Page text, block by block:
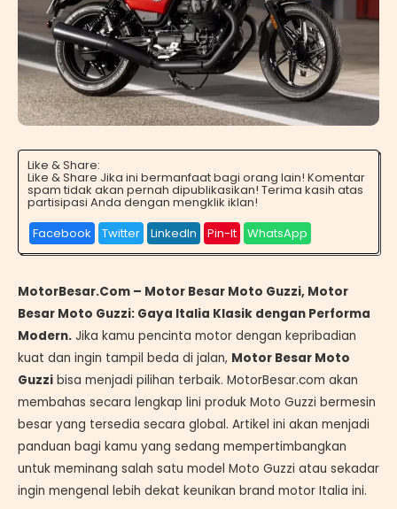
Like & Share:
Like & Share Jika ini bermanfaat bagi orang lain! Komentar
spam tidak akan pernah dipublikasikan! Terima kasih atas
partisipasi Anda dengan mengklik iklan!
Facebook
Twitter LinkedIn Pin-It WhatsApp
MotorBesar.Com – Motor Besar Moto Guzzi, Motor
Besar Moto Guzzi: Gaya Italia Klasik dengan Performa
Modern. Jika kamu pencinta motor dengan kepribadian
kuat dan ingin tampil beda di jalan, Motor Besar Moto
Guzzi bisa menjadi pilihan terbaik. MotorBesar.com akan
membahas secara lengkap lini produk Moto Guzzi bermesin
besar yang tersedia secara global. Artikel ini akan menjadi
panduan bagi kamu yang sedang mempertimbangkan
untuk meminang salah satu model Moto Guzzi atau sekadar
ingin mengenal lebih dekat keunikan brand motor Italia ini.